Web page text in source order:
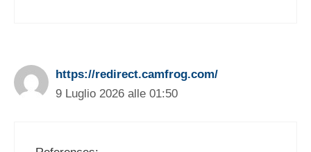
https://redirect.camfrog.com/
9 Luglio 2026 alle 01:50